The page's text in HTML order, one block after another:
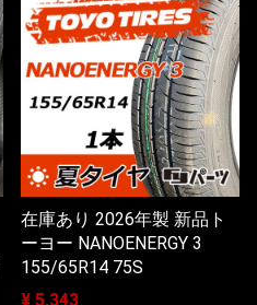
在庫あり 2026年製 新品ト
ーヨー NANOENERGY 3
155/65R14 75S
¥ 5,343